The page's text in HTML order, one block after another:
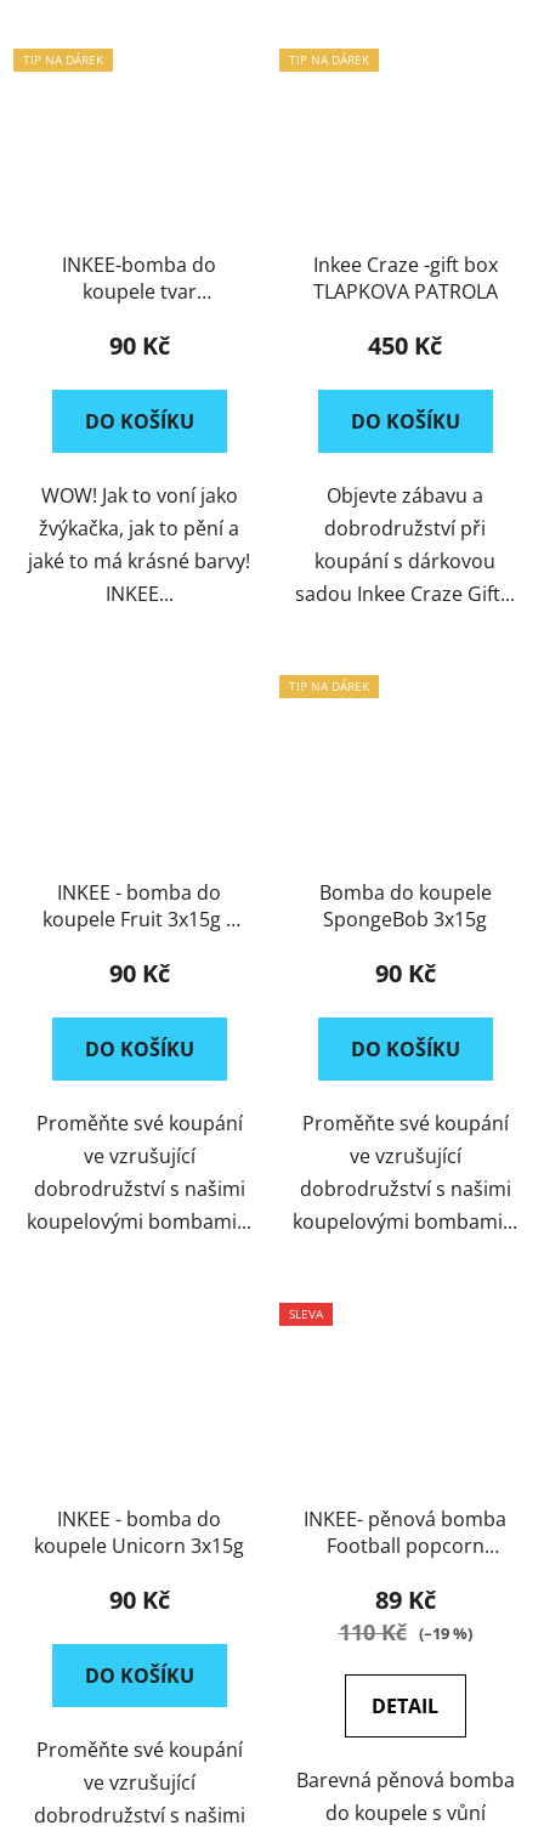
TIP NA DÁREK
INKEE-bomba do
koupele tvar
90 Kč
DO KOŠÍKU
WOW! Jak to voní jako
žvýkačka, jak to pění a
jaké to má krásné barvy!
INKEE...
TIP NA DÁREK
Inkee Craze -gift box
TLAPKOVA PATROLA
450 Kč
DO KOŠÍKU
Objevte zábavu a
dobrodružství při
koupání s dárkovou
sadou Inkee Craze Gift...
INKEE - bomba do
koupele Fruit 3x15g +
skladem | rychlé
90 Kč
DO KOŠÍKU
Proměňte své koupání
ve vzrušující
dobrodružství s našimi
koupelovými bombami...
TIP NA DÁREK
Bomba do koupele
SpongeBob 3x15g
90 Kč
DO KOŠÍKU
Proměňte své koupání
ve vzrušující
dobrodružství s našimi
koupelovými bombami...
INKEE - bomba do
koupele Unicorn 3x15g
90 Kč
DO KOŠÍKU
Proměňte své koupání
ve vzrušující
dobrodružství s našimi
SLEVA
INKEE- pěnová bomba
Football popcorn
89 Kč
110 Kč (–19 %)
DETAIL
Barevná pěnová bomba
do koupele s vůní